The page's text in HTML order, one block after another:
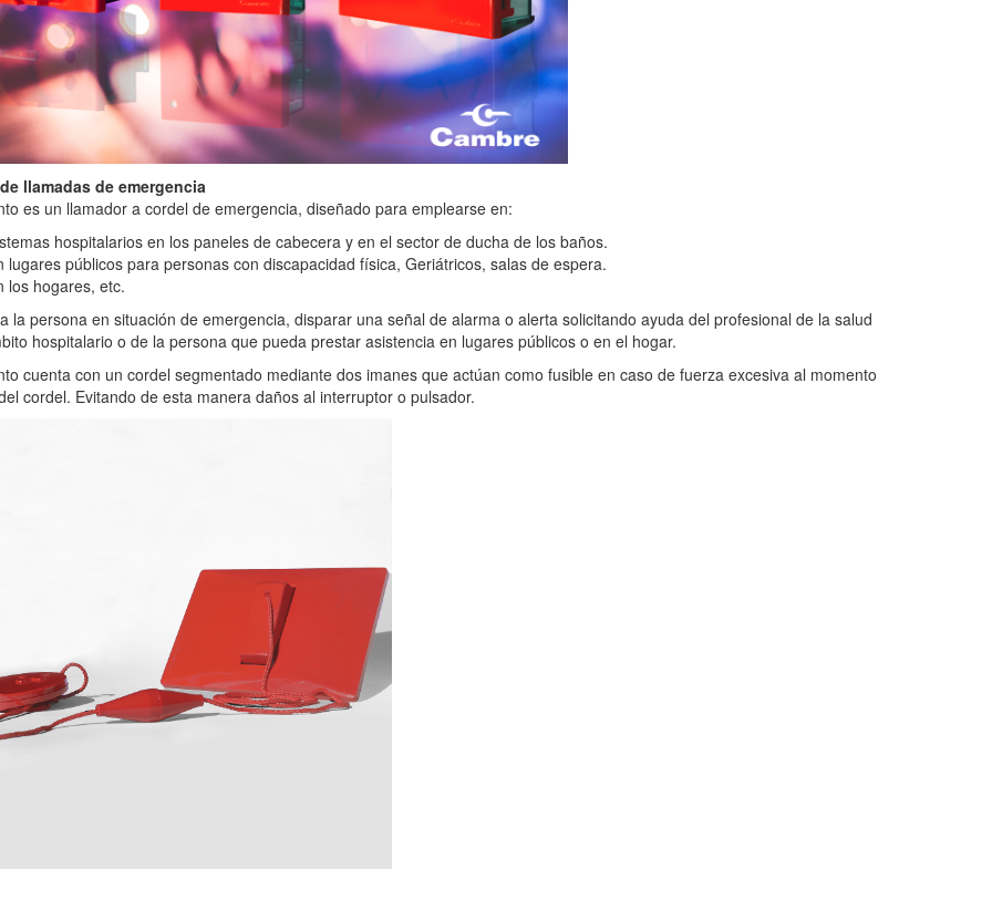
llamadas de emergencia
es un llamador a cordel de emergencia, diseñado para emplearse en:
hospitalarios en los paneles de cabecera y en el sector de ducha de los baños.
lugares públicos para personas con discapacidad física, Geriátricos, salas de espera.
los hogares, etc.
la persona en situación de emergencia, disparar una señal de alarma o alerta solicitando ayuda del profesional de la salud
hospitalario o de la persona que pueda prestar asistencia en lugares públicos o en el hogar.
cuenta con un cordel segmentado mediante dos imanes que actúan como fusible en caso de fuerza excesiva al momento
cordel. Evitando de esta manera daños al interruptor o pulsador.